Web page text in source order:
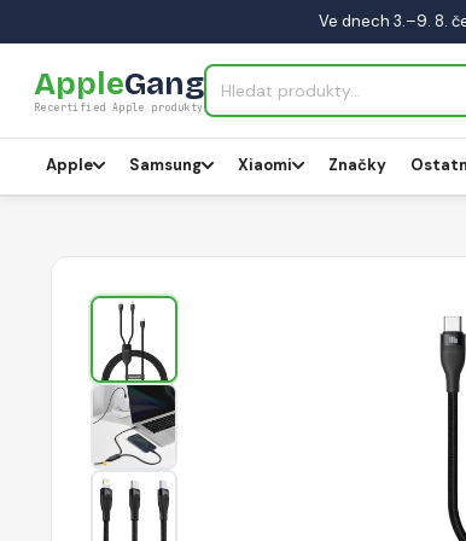
Ve dnech 3.–9. 8.
AppleGang
Recertified Apple produkty
Apple Samsung Xiaomi Značky